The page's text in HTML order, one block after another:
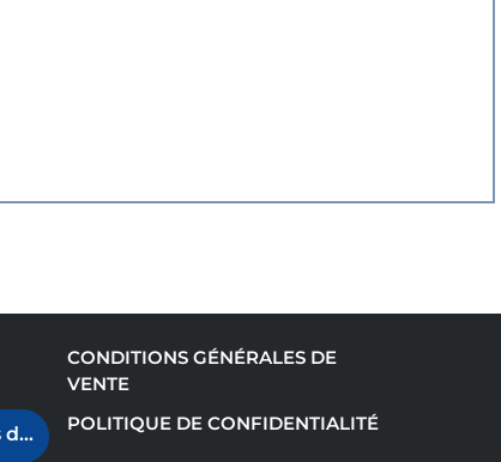
de cookies
CONDITIONS GÉNÉRALES DE
VENTE
POLITIQUE DE CONFIDENTIALITÉ